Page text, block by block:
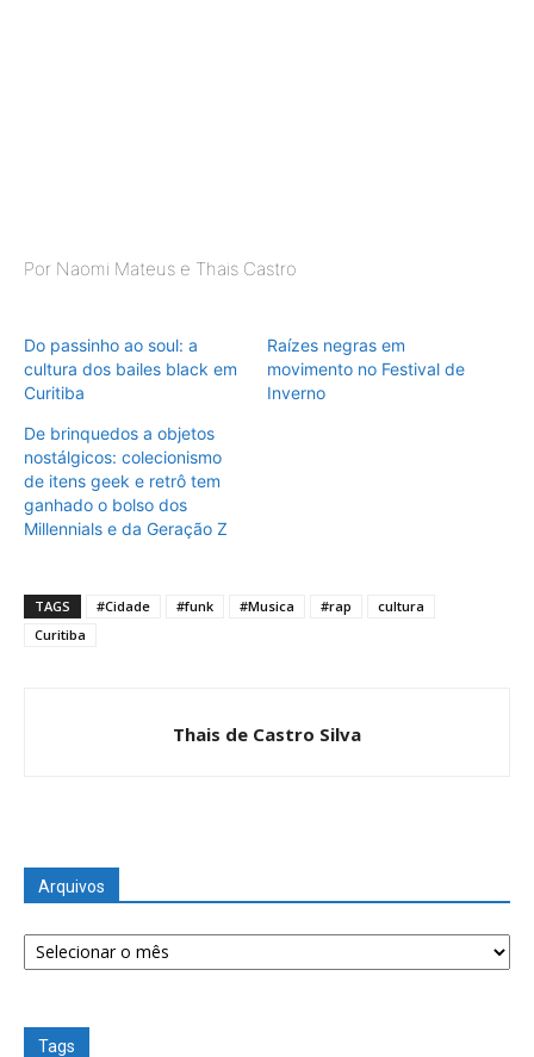
Por Naomi Mateus e Thais Castro
Do passinho ao soul: a
cultura dos bailes black em
Curitiba
Raízes negras em
movimento no Festival de
Inverno
De brinquedos a objetos
nostálgicos: colecionismo
de itens geek e retrô tem
ganhado o bolso dos
Millennials e da Geração Z
TAGS #Cidade #funk #Musica #rap
cultura
Curitiba
Thais de Castro Silva
Arquivos
Arquivos
Tags